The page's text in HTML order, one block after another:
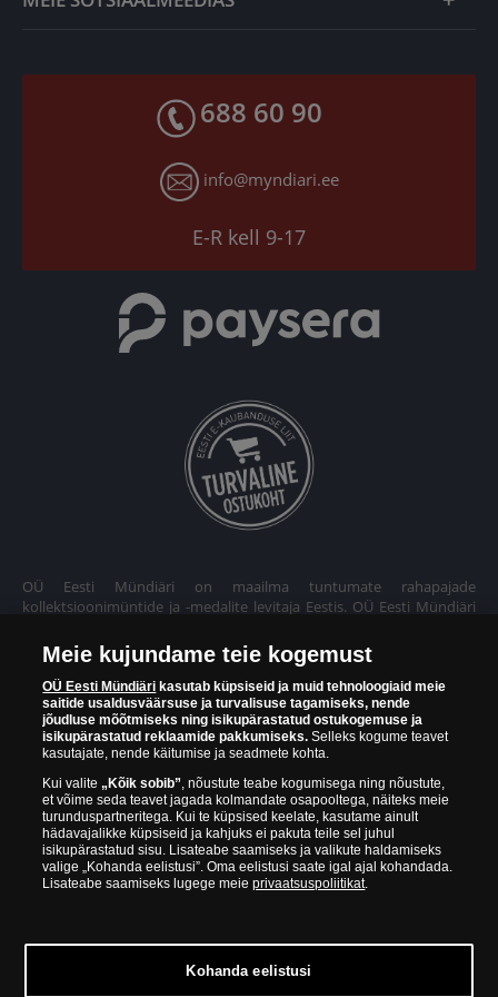
Toodete kohaletoimetamine
Facebook
688 60 90
info@myndiari.ee
E-R kell 9-17
OÜ Eesti Mündiäri on maailma tuntumate rahapajade
kollektsioonimüntide ja -medalite levitaja Eestis. OÜ Eesti Mündiäri
Euroopa ühel suuremal mündilevitajate grupil "Samlerhuset
Group" on allüksused 14 Euroopa riigis. Ettevõtete grupile kuulub
Norra vanim, endine riiklik rahapaja, mis tegutseb alates 1686.
aastast. Norra mündikoda valmistab mõningaid ametlikke Norra ja
teiste riikide münte ning vermib igal aastal ka Nobeli rahupreemia
medaleid.
OÜ Eesti Mündiäri spetsialistid täiendavad pidevalt oma teadmisi,
külastades näitusi ja oksjoneid kogu maailmas. Tänu sellele pakub
ettevõte oma klientidele ainult kõrgeima kvaliteediga tooteid.
Meie kujundame teie kogemust
OÜ Eesti Mündiäri kasutab küpsiseid ja muid tehnoloogiaid meie
saitide usaldusväärsuse ja turvalisuse tagamiseks, nende
jõudluse mõõtmiseks ning isikupärastatud ostukogemuse ja
isikupärastatud reklaamide pakkumiseks. Selleks kogume teavet
kasutajate, nende käitumise ja seadmete kohta.
Kui valite „Kõik sobib”, nõustute teabe kogumisega ning nõustute,
et võime seda teavet jagada kolmandate osapooltega, näiteks meie
turunduspartneritega. Kui te küpsised keelate, kasutame ainult
hädavajalikke küpsiseid ja kahjuks ei pakuta teile sel juhul
isikupärastatud sisu. Lisateabe saamiseks ja valikute haldamiseks
valige „Kohanda eelistusi”. Oma eelistusi saate igal ajal kohandada.
Lisateabe saamiseks lugege meieprivaatsuspoliitikat.
Kohanda eelistusi